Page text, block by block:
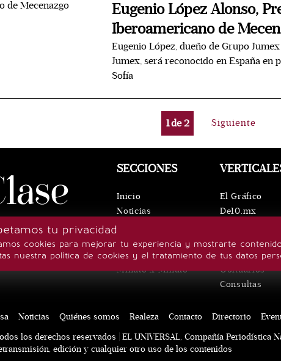
Eugenio López Alonso,
Iberoamericano de
Eugenio López, dueño de Grupo
Jumex, será reconocido en España en
Sofía
1de2 Siguiente
tu privacidad
cookies para mejorar tu experiencia y mostrarte
nuestra política de cookies y el tratamiento de tus datos
SECCIONES
Inicio
Noticias
Realeza
Estilo de vida
Minuto x Minuto
El Gráfico
De10.mx
Confabulario
Aviso
Obituarios
Consultas
Noticias Quiénes somos Realeza Contacto Directorio
los derechos reservados | EL UNIVERSAL, Compañía
edición y cualquier otro uso de los contenidos